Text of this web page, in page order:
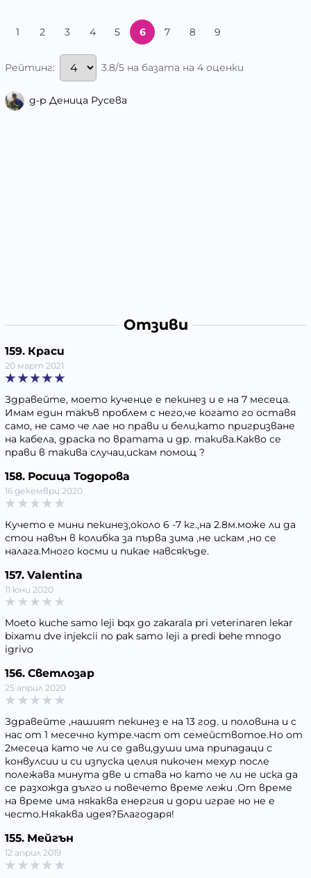
1 2 3 4 5 6 7 8 9
Рейтинг: 3.8/5 на базата на 4 оценки
д-р Деница Русева
Отзиви
159. Краси
20 март 2021
Здравейте, моето кученце е пекинез и е на 7 месеца.
Имам един такъв проблем с него,че когато го оставя
само, не само че лае но прави и бели,като пригризване
на кабела, драска по вратата и др. такива.Какво се
прави в такива случаи,искам помощ ?
158. Росица Тодорова
16 декември 2020
Кучето е мини пекинез,около 6 -7 кг.,на 2.8м.може ли да
стои навън в колибка за първа зима ,не искам ,но се
налага.Много косми и пикае навсякъде.
157. Valentina
11 юни 2020
Moeto kuche samo leji bqx go zakarala pri veterinaren lekar
bixamu dve injekcii no pak samo leji a predi behe mnogo
igrivo
156. Светлозар
25 април 2020
Здравейте ,нашият пекинез е на 13 год. и половина и с
нас от 1 месечно кутре.част от семействотое.Но от
2месеца като че ли се дави,души има припадаци с
конвулсии и си изпуска целия пикочен мехур после
полежава минута две и става но като че ли не иска да
се разхожда дълго и повечето време лежи .От време
на време има някаква енергия и дори играе но не е
често.Някаква идея?Благодаря!
155. Мейгън
12 април 2019